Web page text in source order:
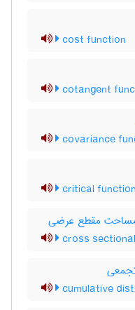
cost function
cotangent
covariance
critical function
مقطع عرضی
cross
cumulative